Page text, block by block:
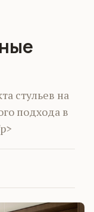
стульев на
подхода в